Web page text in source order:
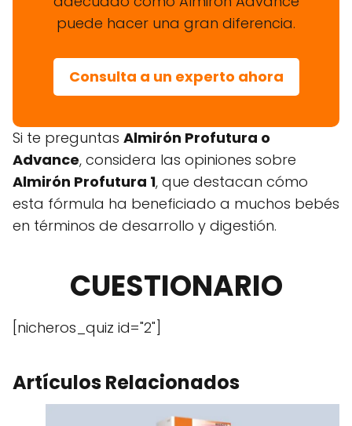
puede hacer una gran diferencia.
Consulta a un experto ahora
Si te preguntas Almirón Profutura o
Advance, considera las opiniones sobre
Almirón Profutura 1, que destacan cómo
esta fórmula ha beneficiado a muchos bebés
en términos de desarrollo y digestión.
CUESTIONARIO
[nicheros_quiz id="2"]
Artículos Relacionados